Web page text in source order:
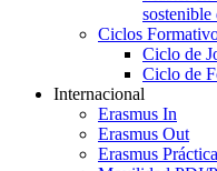
sostenible
Ciclos
Ciclo de
Ciclo de
Internacional
Erasmus In
Erasmus Out
Erasmus